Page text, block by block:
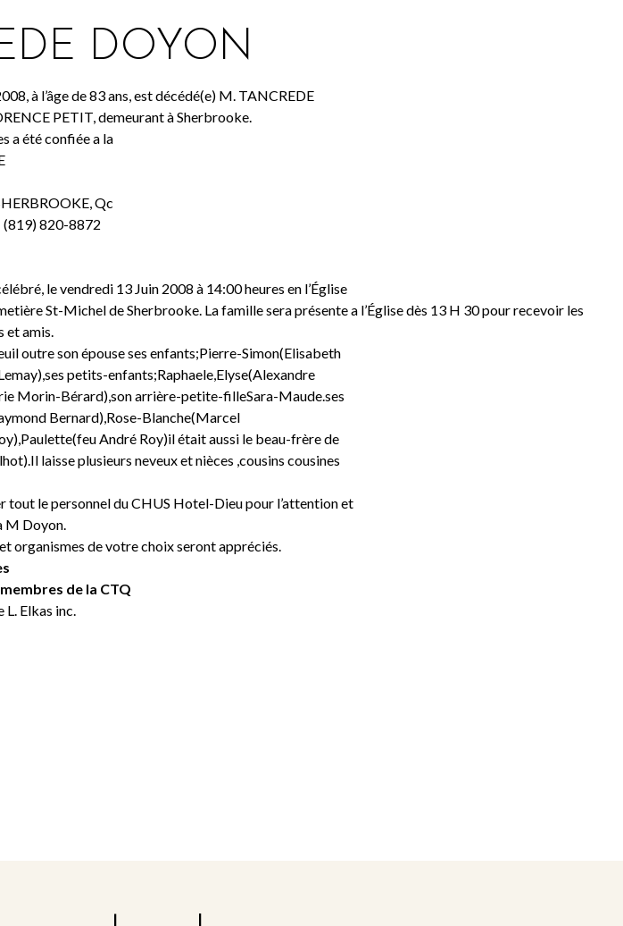
DOYON
à l’âge de 83 ans, est décédé(e) M. TANCREDE
PETIT, demeurant à Sherbrooke.
a été confiée a la
Qc
820-8872
le vendredi 13 Juin 2008 à 14:00 heures en l’Église
St-Michel de Sherbrooke. La famille sera présente a l’Église dès 13 H 30 pour recevoir les
et amis.
outre son épouse ses enfants;Pierre-Simon(Elisabeth
petits-enfants;Raphaele,Elyse(Alexandre
Morin-Bérard),son arrière-petite-filleSara-Maude.ses
Bernard),Rose-Blanche(Marcel
André Roy)il était aussi le beau-frère de
laisse plusieurs neveux et nièces ,cousins cousines
tout le personnel du CHUS Hotel-Dieu pour l’attention et
M Doyon.
organismes de votre choix seront appréciés.
de la CTQ
L. Elkas inc.